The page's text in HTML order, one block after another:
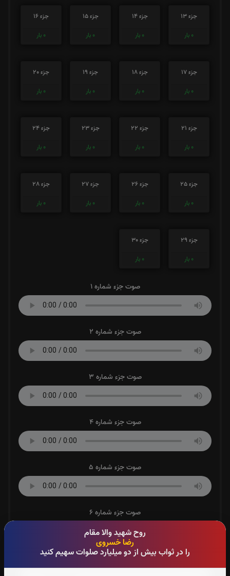
روح شهید والا مقام
رضا خسروی
را در ثواب بیش از دو میلیارد صلوات سهیم کنید
جزء 13
0 بار
جزء 14
0 بار
جزء 15
0 بار
جزء 16
0 بار
جزء 17
0 بار
جزء 18
0 بار
جزء 19
0 بار
جزء 20
0 بار
جزء 21
0 بار
جزء 22
0 بار
جزء 23
0 بار
جزء 24
0 بار
جزء 25
0 بار
جزء 26
0 بار
جزء 27
0 بار
جزء 28
0 بار
جزء 29
0 بار
جزء 30
0 بار
صوت جزء شماره 1
صوت جزء شماره 2
صوت جزء شماره 3
صوت جزء شماره 4
صوت جزء شماره 5
صوت جزء شماره 6
صوت جزء شماره 7